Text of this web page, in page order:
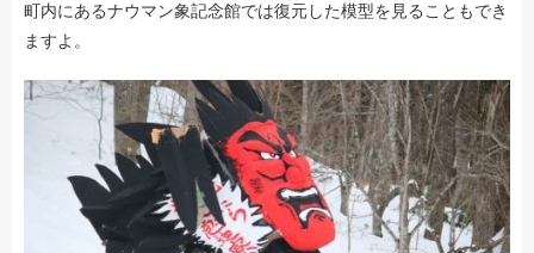
町内にあるナウマン象記念館では復元した模型を見ることもでき
ますよ。